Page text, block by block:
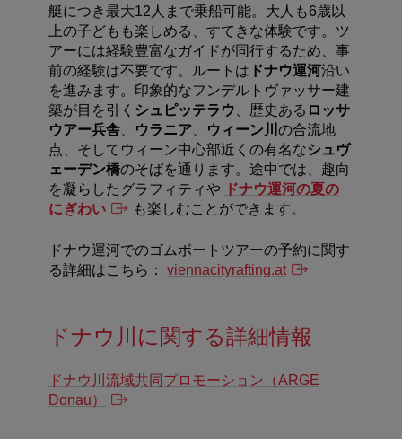
艇につき最大12 人まで乗船可能。大人も6歳以
上の子どもも楽しめる、すてきな体験です。ツ
アーには経験豊富なガイドが同行するため、事
前の経験は不要です。ルートは ドナウ運河沿い
を進みます。印象的なフンデルトヴァッサー建
築が目を引く シュピッテラウ 、歴史ある ロッサ
ウアー兵舎
ウラニア ウィーン川 の合流地
点、そしてウィーン中心部近くの有名なシュヴ
ェーデン橋のそばを通ります。途中では、趣向
を凝らしたグラフィティや
ドナウ運河の夏の
にぎわい
も楽しむことができます。
ドナウ運河でのゴムボートツアーの予約に関す
る詳細はこちら： viennacityrafting.at
ドナウ川に関する詳細情報
ドナウ川流域共同プロモーション（ARGE
Donau）